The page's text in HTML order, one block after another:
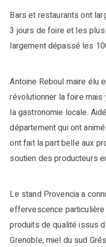
Bars et restaurants ont
3 jours de foire et les plus
largement dépassé les
Antoine Reboul maire élu
révolutionner la foire mais
la gastronomie locale.
département qui ont
ont fait la part belle aux
soutien des producteurs
Le stand Provencia a
effervescence
produits de qualité issus
Grenoble, miel du sud